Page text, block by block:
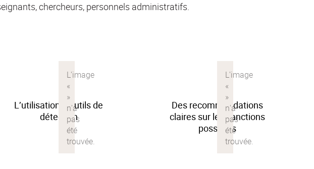
chercheurs, personnels administratifs.
L’utilisation d’outils de
détection
Des recommandations
claires sur les sanctions
possibles